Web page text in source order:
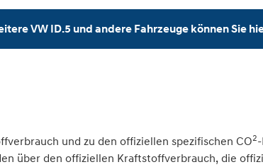
VW ID.5 und andere Fahrzeuge können Sie
und zu den offiziellen spezifischen CO2
über den offiziellen Kraftstoffverbrauch, die